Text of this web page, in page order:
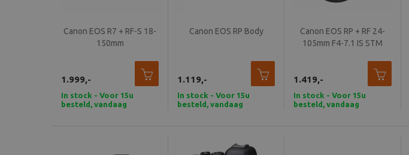
Canon EOS R7 + RF-S 18-
150mm
1.999,-
In stock - Voor 15u
besteld, vandaag
Canon EOS RP Body
1.119,-
In stock - Voor 15u
besteld, vandaag
Canon EOS RP + RF 24-
105mm F4-7.1 IS STM
1.419,-
In stock - Voor 15u
besteld, vandaag